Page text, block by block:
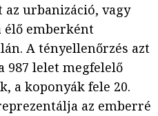
urbanizáció, vagy
élő emberként
A tényellenőrzés azt
987 lelet megfelelő
a koponyák fele 20.
az emberré